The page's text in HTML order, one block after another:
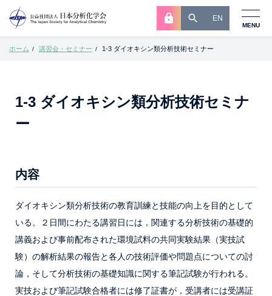
EN
MENU
ホーム / 講習会・セミナー / 1-3 ダイオキシン類分析技術セミナー
1-3 ダイオキシン類分析技術セミナ
ー
内容
ダイオキシン類分析技術の教育訓練と技能の向上を目的として
いる。２日間にわたる講習日には，関連する分析技術の基礎的
講義および事前配布された環境試料の共同実験結果（実技試
験）の解析結果の報告と各人の技術評価や問題点についての討
論，そして分析技術の基礎知識に関する筆記試験が行われる。
実技および筆記試験合格者には修了証書が，受講者には受講証